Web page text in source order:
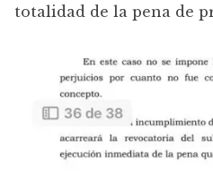
totalidad de la pena de